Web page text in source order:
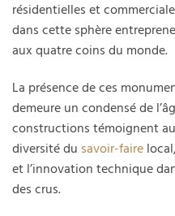
résidentielles et
dans cette sphère
aux quatre coins du monde.
La présence de ces
demeure un condensé de
constructions témoignent
diversité du savoir-faire
et l’innovation technique
des crus.